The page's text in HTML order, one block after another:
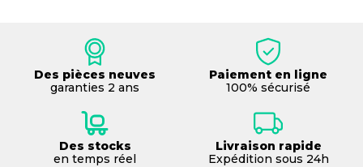
Des pièces neuves
garanties 2 ans
Paiement en ligne
100% sécurisé
Des stocks
en temps réel
Livraison rapide
Expédition sous 24h